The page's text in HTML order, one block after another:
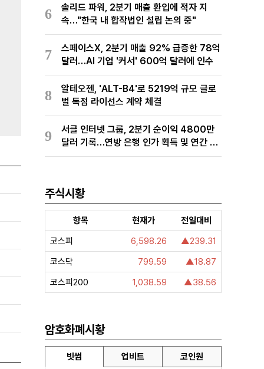
6
솔리드 파워, 2분기 매출 환입에 적자 지
속…"한국 내 합작법인 설립 논의 중"
7
스페이스X, 2분기 매출 92% 급증한 78억
달러…AI 기업 '커서' 600억 달러에 인수
8
알테오젠, 'ALT-B4'로 5219억 규모 글로
벌 독점 라이선스 계약 체결
9
서클 인터넷 그룹, 2분기 순이익 4800만
달러 기록…연방 은행 인가 획득 및 연간 전
망치 상향
주식시황
항목 현재가
전일대비
코스피
6,598.26
▲239.31
코스닥
799.59
▲18.87
코스피200
1,038.59 ▲38.56
암호화폐시황
빗썸 업비트 코인원